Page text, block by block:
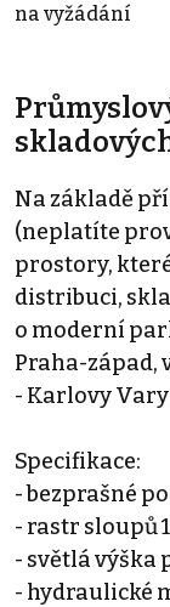
na vyžádání
Na základě
(neplatíte
prostory,
distribuci,
o moderní
Praha-západ,
- Karlovy
Specifikace:
- bezprašné
- rastr sloupů
- světlá výška
- hydraulické